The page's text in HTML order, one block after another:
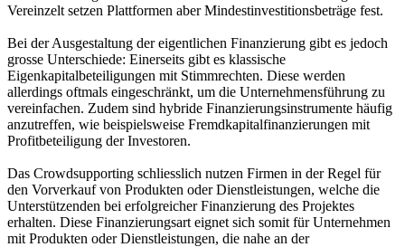
Vereinzelt setzen Plattformen aber Mindestinvestitionsbeträge fest.
Bei der Ausgestaltung der eigentlichen Finanzierung gibt es jedoch
grosse Unterschiede: Einerseits gibt es klassische
Eigenkapitalbeteiligungen mit Stimmrechten. Diese werden
allerdings oftmals eingeschränkt, um die Unternehmensführung zu
vereinfachen. Zudem sind hybride Finanzierungsinstrumente häufig
anzutreffen, wie beispielsweise Fremdkapitalfinanzierungen mit
Profitbeteiligung der Investoren.
Das Crowdsupporting schliesslich nutzen Firmen in der Regel für
den Vorverkauf von Produkten oder Dienstleistungen, welche die
Unterstützenden bei erfolgreicher Finanzierung des Projektes
erhalten. Diese Finanzierungsart eignet sich somit für Unternehmen
mit Produkten oder Dienstleistungen, die nahe an der